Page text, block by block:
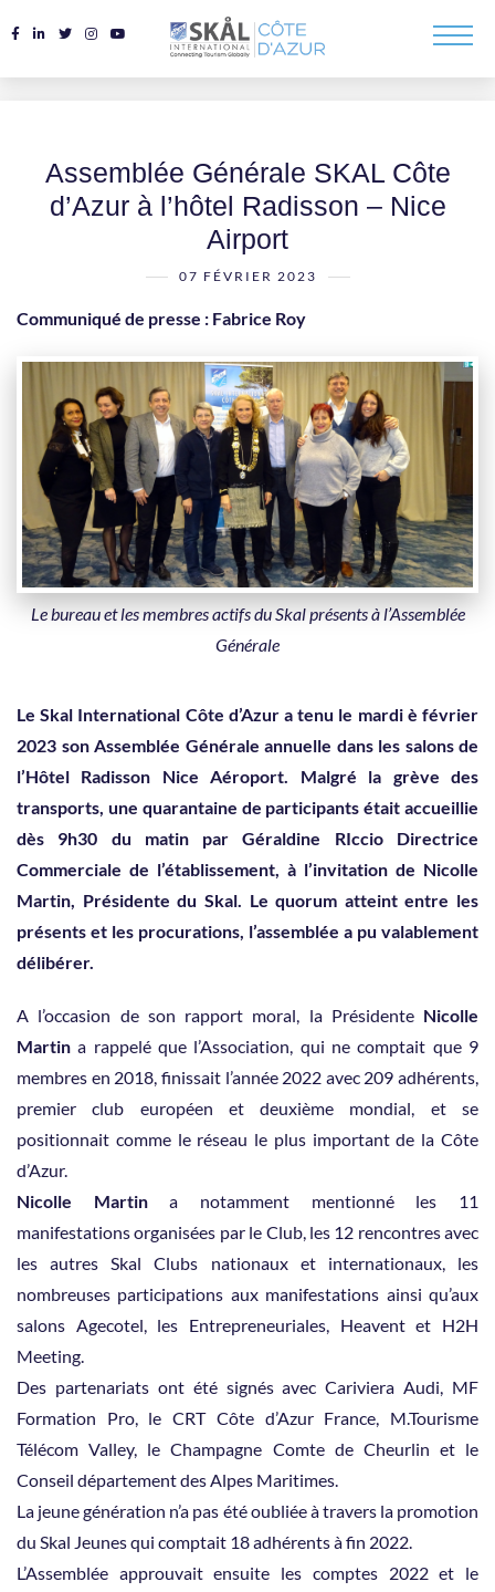
Assemblée Générale SKAL Côte
d’Azur à l’hôtel Radisson – Nice
Airport
07 FÉVRIER 2023
Communiqué de presse : Fabrice Roy
Le bureau et les membres actifs du Skal présents à l’Assemblée
Générale
Le Skal International Côte d’Azur a tenu le mardi è février
2023 son Assemblée Générale annuelle dans les salons de
l’Hôtel Radisson Nice Aéroport. Malgré la grève des
transports, une quarantaine de participants était accueillie
dès 9h30 du matin par Géraldine RIccio Directrice
Commerciale de l’établissement, à l’invitation de Nicolle
Martin, Présidente du Skal. Le quorum atteint entre les
présents et les procurations, l’assemblée a pu valablement
délibérer.
A l’occasion de son rapport moral, la Présidente Nicolle
Martina rappelé que l’Association, qui ne comptait que 9
membres en 2018, finissait l’année 2022 avec 209 adhérents,
premier club européen et deuxième mondial, et se
positionnait comme le réseau le plus important de la Côte
d’Azur.
Nicolle Martina notamment mentionné les 11
manifestations organisées par le Club, les 12 rencontres avec
les autres Skal Clubs nationaux et internationaux, les
nombreuses participations aux manifestations ainsi qu’aux
salons Agecotel, les Entrepreneuriales, Heavent et H2H
Meeting.
Des partenariats ont été signés avec Cariviera Audi, MF
Formation Pro, le CRT Côte d’Azur France, M.Tourisme
Télécom Valley, le Champagne Comte de Cheurlin et le
Conseil département des Alpes Maritimes.
La jeune génération n’a pas été oubliée à travers la promotion
du Skal Jeunes qui comptait 18 adhérents à fin 2022.
L’Assemblée approuvait ensuite les comptes 2022 et le